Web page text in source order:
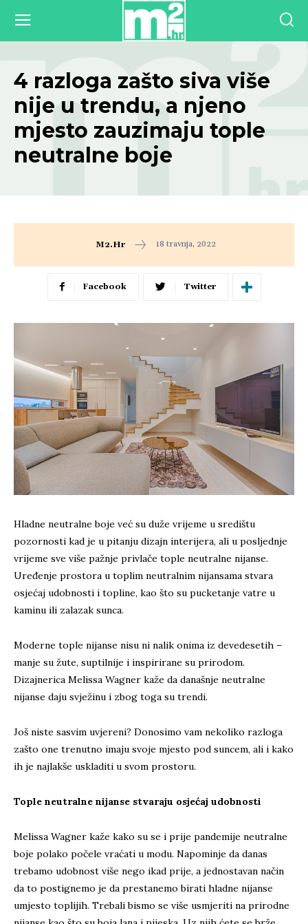
4 razloga zašto siva više
nije u trendu, a njeno
mjesto zauzimaju tople
neutralne boje
M2.hr 18 travnja, 2022
Facebook Twitter
Hladne neutralne boje već su duže vrijeme u središtu
pozornosti kad je u pitanju dizajn interijera, ali u posljednje
vrijeme sve više pažnje privlače tople neutralne nijanse.
Uređenje prostora u toplim neutralnim nijansama stvara
osjećaj udobnosti i topline, kao što su pucketanje vatre u
kaminu ili zalazak sunca.
Moderne tople nijanse nisu ni nalik onima iz devedesetih –
manje su žute, suptilnije i inspirirane su prirodom.
Dizajnerica Melissa Wagner kaže da današnje neutralne
nijanse daju svježinu i zbog toga su trendi.
Još niste sasvim uvjereni? Donosimo vam nekoliko razloga
zašto one trenutno imaju svoje mjesto pod suncem, ali i kako
ih je najlakše uskladiti u svom prostoru.
Tople neutralne nijanse stvaraju osjećaj udobnosti
Melissa Wagner kaže kako su se i prije pandemije neutralne
boje polako počele vraćati u modu. Napominje da danas
trebamo udobnost više nego ikad prije, a jednostavan način
da to postignemo je da prestanemo birati hladne nijanse
umjesto toplijih. Trebali bismo se više usmjeriti na prirodne